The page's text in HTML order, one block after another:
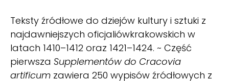
Teksty źródłowe do dziejów kultury i sztuki z
najdawniejszych oficjaliówkrakowskich w
latach 1410–1412 oraz 1421–1424. ~ Część
pierwsza Supplementów do Cracovia
artificum zawiera 250 wypisów źródłowych z